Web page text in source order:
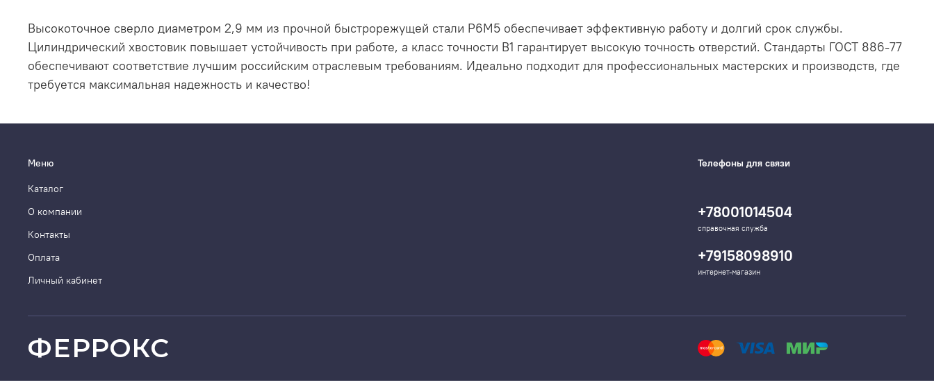
Высокоточное сверло диаметром 2,9 мм из прочной быстрорежущей стали Р6М5 обеспечивает эффективную работу и долгий срок службы.
Цилиндрический хвостовик повышает устойчивость при работе, а класс точности В1 гарантирует высокую точность отверстий. Стандарты ГОСТ 886-77
обеспечивают соответствие лучшим российским отраслевым требованиям. Идеально подходит для профессиональных мастерских и производств, где
требуется максимальная надежность и качество!
Меню
Каталог
О компании
Контакты
Оплата
Личный кабинет
Телефоны для связи
+78001014504
справочная служба
+79158098910
интернет-магазин
ФЕРРОКС